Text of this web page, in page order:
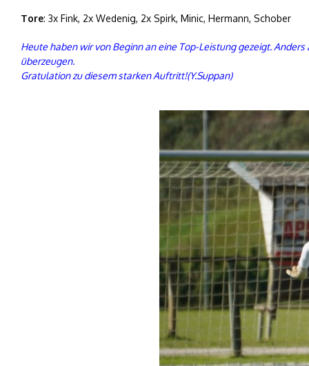
Tore: 3x Fink, 2x Wedenig, 2x Spirk, Minic, Hermann, Schober
Heute haben wir von Beginn an eine Top-Leistung gezeigt.
überzeugen.
Gratulation zu diesem starken Auftritt!(Y.Suppan)